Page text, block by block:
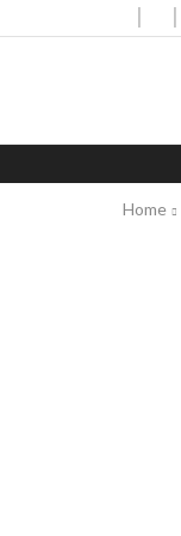
Home